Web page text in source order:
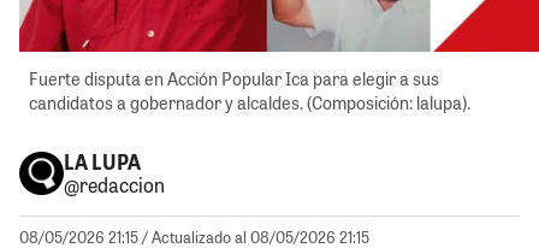
Fuerte disputa en Acción Popular Ica para elegir a sus
candidatos a gobernador y alcaldes. (Composición: lalupa).
LA LUPA
@redaccion
08/05/2026 21:15/ Actualizado al 08/05/2026 21:15